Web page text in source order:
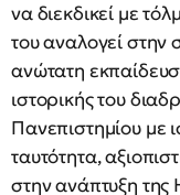
να διεκδικεί με
του αναλογεί
ανώτατη
ιστορικής του
Πανεπιστημίου με
ταυτότητα,
στην ανάπτυξη της